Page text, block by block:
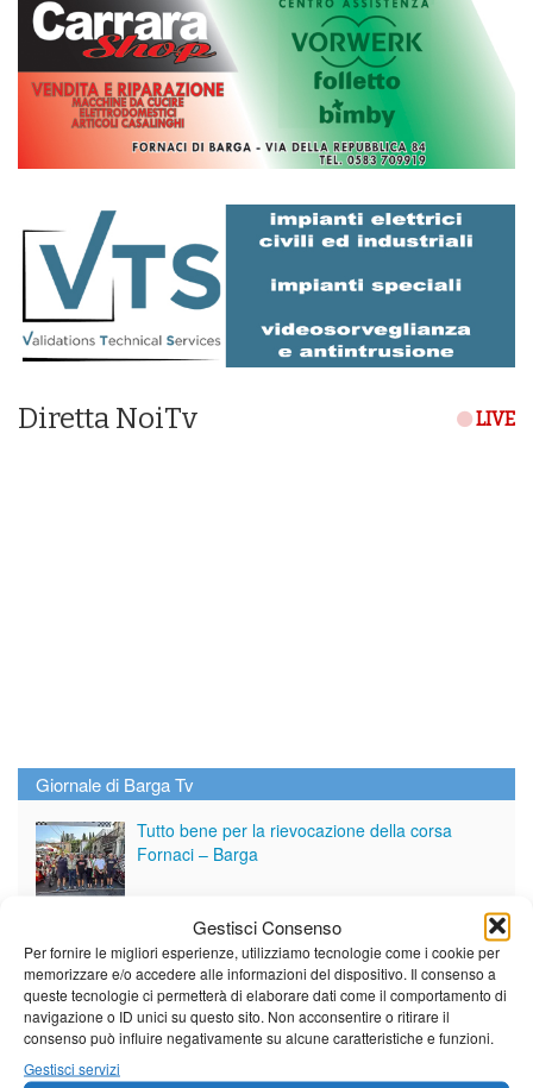
Gestisci Consenso
Per fornire le migliori esperienze, utilizziamo tecnologie come i cookie per
memorizzare e/o accedere alle informazioni del dispositivo. Il consenso a
queste tecnologie ci permetterà di elaborare dati come il comportamento di
navigazione o ID unici su questo sito. Non acconsentire o ritirare il
consenso può influire negativamente su alcune caratteristiche e funzioni.
Gestisci servizi
Diretta NoiTv LIVE
Giornale di Barga Tv
Tutto bene per la rievocazione della corsa
Fornaci – Barga
Per le vie di Barga la solenne processione
dedicata al patrono
Partite le Piazzette 2026